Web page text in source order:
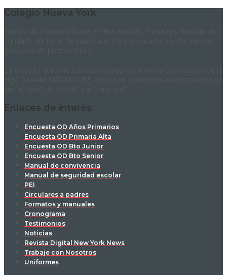
Colegio Nueva York
Enlaces de interés
Encuesta OD Años Primarios
Encuesta OD Primaria Alta
Encuesta OD Bto Junior
Encuesta OD Bto Senior
Manual de convivencia
Manual de seguridad escolar
PEI
Circulares a padres
Formatos y manuales
Cronograma
Testimonios
Noticias
Revista Digital New York News
Trabaje con Nosotros
Uniformes